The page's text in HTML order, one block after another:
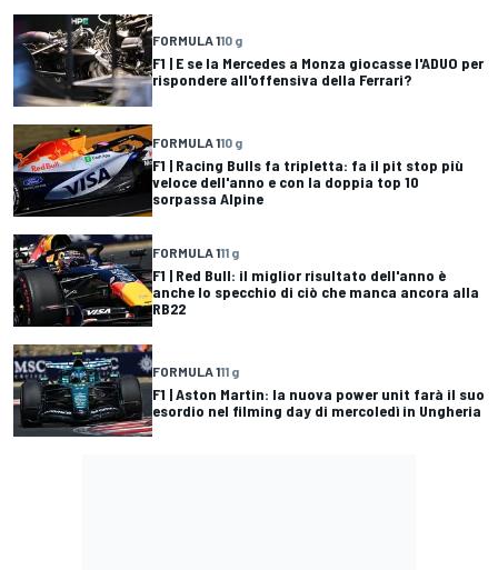
FORMULA 110 g
F1 | E se la Mercedes a Monza giocasse l'ADUO per
rispondere all'offensiva della Ferrari?
FORMULA 110 g
F1 | Racing Bulls fa tripletta: fa il pit stop più
veloce dell'anno e con la doppia top 10
sorpassa Alpine
FORMULA 111 g
F1 | Red Bull: il miglior risultato dell'anno è
anche lo specchio di ciò che manca ancora alla
RB22
FORMULA 111 g
F1 | Aston Martin: la nuova power unit farà il suo
esordio nel filming day di mercoledì in Ungheria